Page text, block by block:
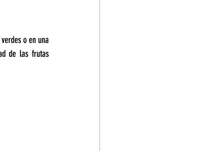
o en una
de las frutas